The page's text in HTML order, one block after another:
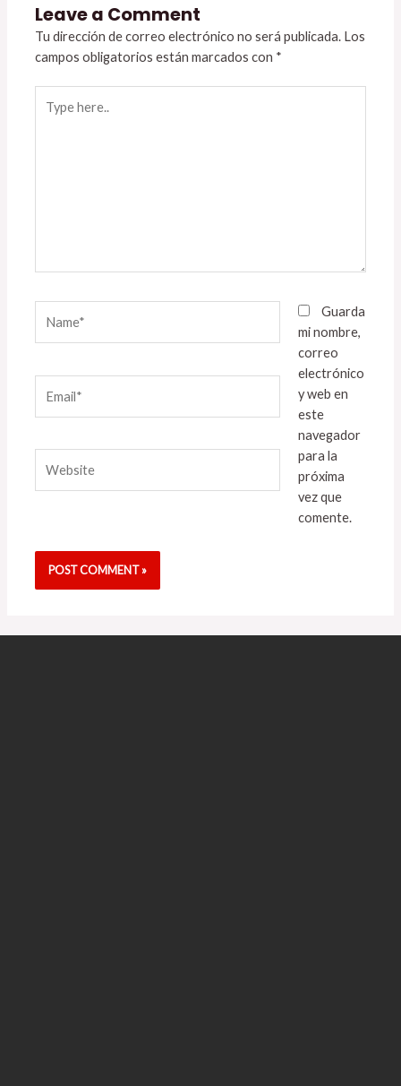
Leave a Comment
Tu dirección de correo electrónico no será publicada. Los
campos obligatorios están marcados con *
here..
Guarda
mi nombre,
correo
electrónico
y web en
este
navegador
para la
próxima
vez que
comente.